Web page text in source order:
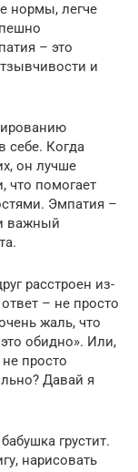
нормы, легче
– это
и
себе. Когда
он лучше
что помогает
Эмпатия –
важный
расстроен из-
– не просто
жаль, что
обидно». Или,
просто
Давай я
грустит.
нарисовать